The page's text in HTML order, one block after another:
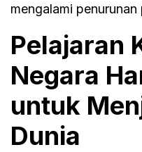
mengalami penurunan
Pelajaran
Negara
untuk
Dunia